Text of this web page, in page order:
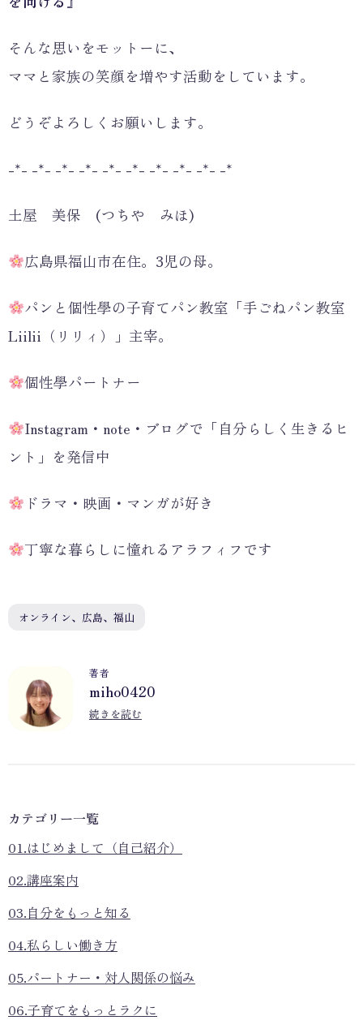
そんな思いをモットーに、
ママと家族の笑顔を増やす活動をしています。
どうぞよろしくお願いします。
-*- -*- -*- -*- -*- -*- -*- -*- -*- -*
土屋 美保 (つちや みほ)
広島県福山市在住。3児の母。
パンと個性學の子育てパン教室「手ごねパン教室
Liilii（リリィ）」主宰。
個性學パートナー
Instagram・note・ブログで「自分らしく生きるヒ
ント」を発信中
ドラマ・映画・マンガが好き
丁寧な暮らしに憧れるアラフィフです
オンライン、広島、福山
M
著者
miho0420
続きを読む
カテゴリー一覧
01.はじめまして（自己紹介）
02.講座案内
03.自分をもっと知る
04.私らしい働き方
05.パートナー・対人関係の悩み
06.子育てをもっとラクに